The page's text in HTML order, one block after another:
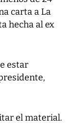
carta a La
hecha al ex
estar
el material.